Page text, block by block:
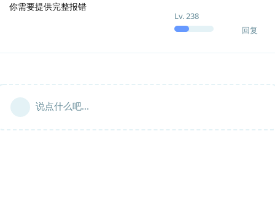
Lv.238
你需要提供完整报错
回复
说点什么吧...